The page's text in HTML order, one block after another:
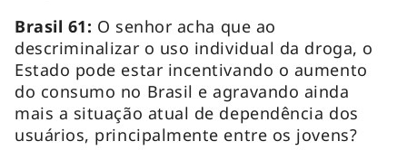
Brasil 61: O senhor acha que ao
descriminalizar o uso individual da droga, o
Estado pode estar incentivando o aumento
do consumo no Brasil e agravando ainda
mais a situação atual de dependência dos
usuários, principalmente entre os jovens?